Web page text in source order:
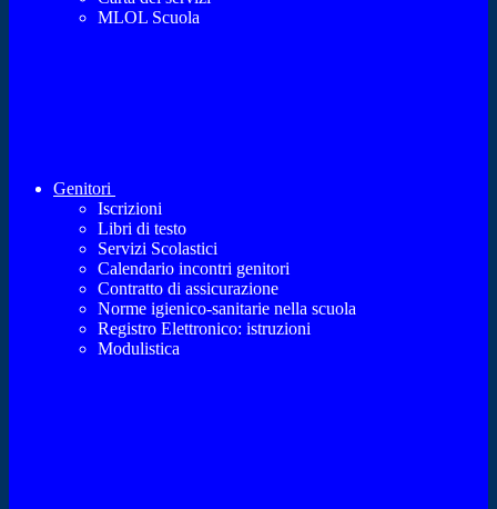
MLOL Scuola
Genitori
Iscrizioni
Libri di testo
Servizi Scolastici
Calendario incontri genitori
Contratto di assicurazione
Norme igienico-sanitarie nella scuola
Registro Elettronico: istruzioni
Modulistica